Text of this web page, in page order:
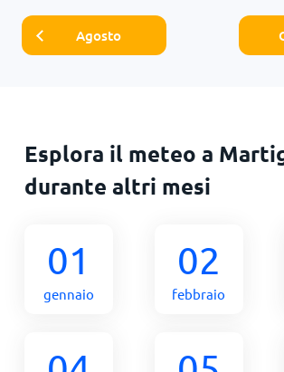
Agosto
Esplora il meteo a
durante altri mesi
01
gennaio
02
febbraio